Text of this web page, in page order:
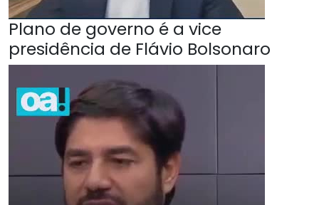
Plano de governo é a vice
presidência de Flávio Bolsonaro